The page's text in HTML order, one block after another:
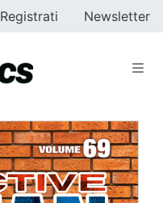
Registrati Newsletter